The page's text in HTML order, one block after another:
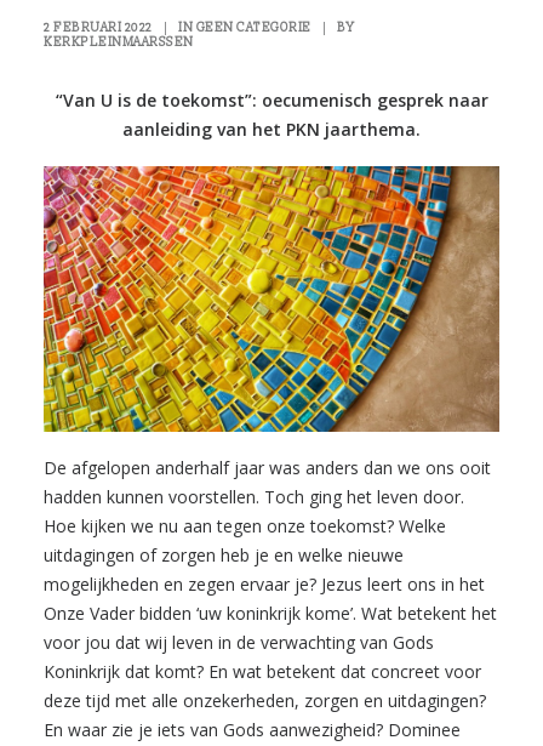
2 FEBRUARI 2022 IN GEEN CATEGORIE
BY
KERKPLEINMAARSSEN
“Van U is de toekomst”: oecumenisch gesprek naar
aanleiding van het PKN jaarthema.
De afgelopen anderhalf jaar was anders dan we ons ooit
hadden kunnen voorstellen. Toch ging het leven door.
Hoe kijken we nu aan tegen onze toekomst? Welke
uitdagingen of zorgen heb je en welke nieuwe
mogelijkheden en zegen ervaar je? Jezus leert ons in het
Onze Vader bidden ‘uw koninkrijk kome’. Wat betekent het
voor jou dat wij leven in de verwachting van Gods
Koninkrijk dat komt? En wat betekent dat concreet voor
deze tijd met alle onzekerheden, zorgen en uitdagingen?
En waar zie je iets van Gods aanwezigheid? Dominee